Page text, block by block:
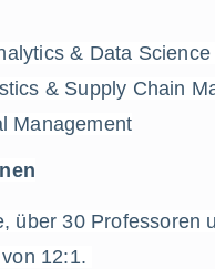
& Data Science
& Supply Chain
Management
über 30 Professoren
12:1.